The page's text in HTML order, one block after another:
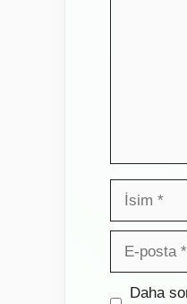
İsim
posta
İnternet
Daha